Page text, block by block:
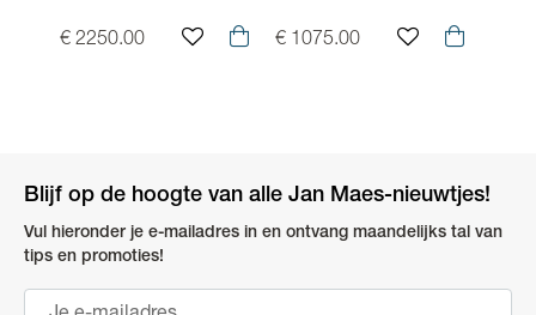
SS001-130-2
€ 2250.00 € 1075.00
Blijf op de hoogte van alle Jan Maes-nieuwtjes!
Vul hieronder je e-mailadres in en ontvang maandelijks tal van
tips en promoties!